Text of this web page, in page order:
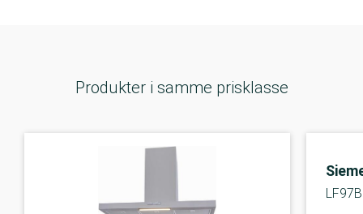
Produkter i samme prisklasse